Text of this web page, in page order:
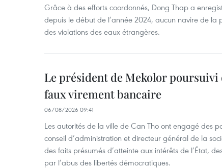
Grâce à des efforts coordonnés, Dong Thap a
depuis le début de l’année 2024, aucun navire de la
des violations des eaux étrangères.
Le président de Mekolor poursuivi
faux virement bancaire
06/08/2026 09:41
Les autorités de la ville de Can Tho ont engagé des
conseil d’administration et directeur général de la
des faits présumés d’atteinte aux intérêts de l’État,
par l’abus des libertés démocratiques.